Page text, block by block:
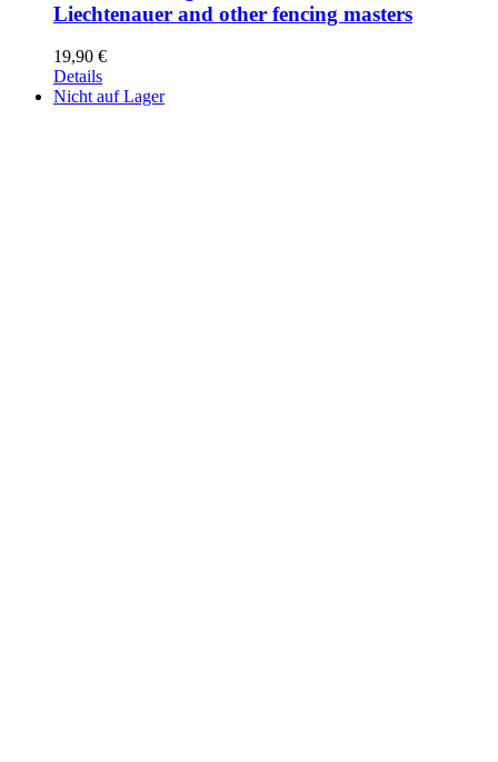
Liechtenauer and other fencing masters
19,90 €
Details
Nicht auf Lager